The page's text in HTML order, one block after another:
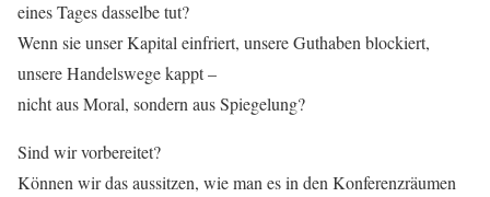
eines Tages dasselbe tut?
Wenn sie unser Kapital einfriert, unsere Guthaben blockiert,
unsere Handelswege kappt –
nicht aus Moral, sondern aus Spiegelung?
Sind wir vorbereitet?
Können wir das aussitzen, wie man es in den Konferenzräumen